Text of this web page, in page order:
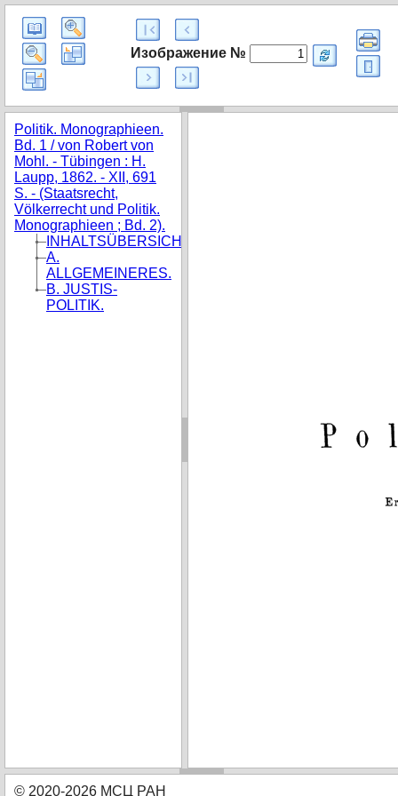
Изображение №
© 2020-2026 МСЦ РАН
Politik. Monographieen.
Bd. 1 / von Robert von
Mohl. - Tübingen : H.
Laupp, 1862. - XII, 691
S. - (Staatsrecht,
Völkerrecht und Politik.
Monographieen ; Bd. 2).
INHALTSÜBERSICHT.
A.
ALLGEMEINERES.
B. JUSTIS-
POLITIK.